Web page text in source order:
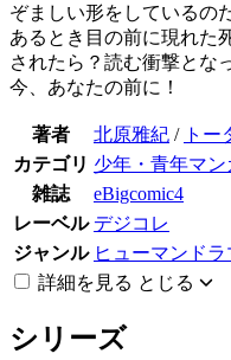
ぞましい形をしているの
あるとき目の前に現れた
されたら？読む衝撃と
今、あなたの前に！
著者 北原雅紀 / トー
カテゴリ 少年・青年マン
雑誌
eBigcomic4
レーベル デジコレ
ジャンル ヒューマンドラ
詳細を見る とじる
シリーズ